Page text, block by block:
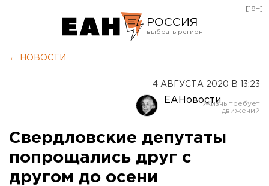
РОССИЯ
Оренбург
[18+]
← НОВОСТИ
4 АВГУСТА 2020 В 13:23
ЕАНовости
Свердловские депутаты
попрощались друг с
другом до осени